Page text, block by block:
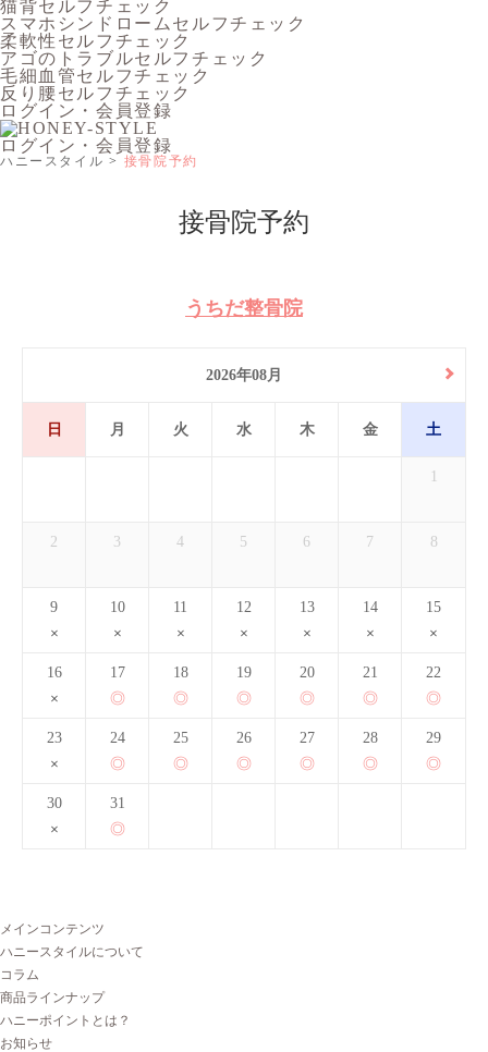
猫背セルフチェック
スマホシンドロームセルフチェック
柔軟性セルフチェック
アゴのトラブルセルフチェック
毛細血管セルフチェック
反り腰セルフチェック
ログイン・会員登録
ログイン・会員登録
ハニースタイル 接骨院予約
接骨院予約
うちだ整骨院
2026年08月
日 月 火 水 木 金 土
1
2 3 4 5 6 7 8
9 10 11 12 13 14 15
16 17 18 19 20 21 22
23 24 25 26 27 28 29
30 31
メインコンテンツ
ハニースタイルについて
コラム
商品ラインナップ
ハニーポイントとは？
お知らせ